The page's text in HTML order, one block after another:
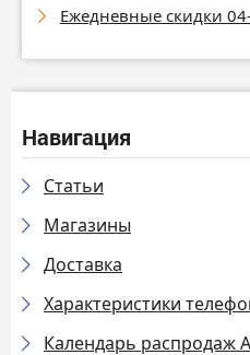
Ежедневные скидки
Навигация
Статьи
Магазины
Доставка
Характеристики
Календарь распродаж